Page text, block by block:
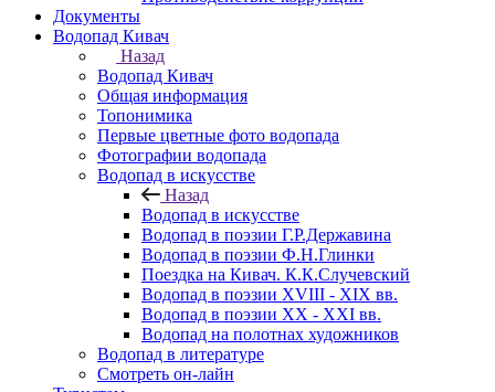
Документы
Водопад Кивач
Назад
Водопад Кивач
Общая информация
Топонимика
Первые цветные фото водопада
Фотографии водопада
Водопад в искусстве
Назад
Водопад в искусстве
Водопад в поэзии Г.Р.Державина
Водопад в поэзии Ф.Н.Глинки
Поездка на Кивач. К.К.Случевский
Водопад в поэзии XVIII - XIX вв.
Водопад в поэзии XX - XXI вв.
Водопад на полотнах художников
Водопад в литературе
Смотреть он-лайн